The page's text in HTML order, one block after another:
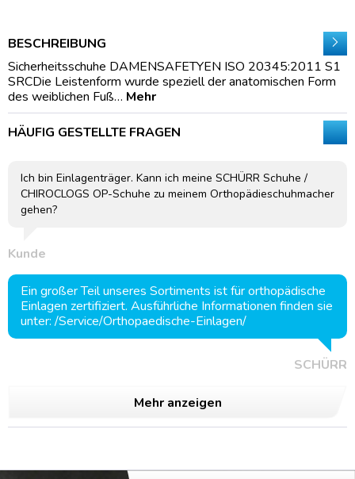
BESCHREIBUNG
Sicherheitsschuhe DAMENSAFETYEN ISO 20345:2011 S1
SRCDie Leistenform wurde speziell der anatomischen Form
des weiblichen Fuß… Mehr
HÄUFIG GESTELLTE FRAGEN
Ich bin Einlagenträger. Kann ich meine SCHÜRR Schuhe /
CHIROCLOGS OP-Schuhe zu meinem Orthopädieschuhmacher
gehen?
Kunde
Ein großer Teil unseres Sortiments ist für orthopädische
Einlagen zertifiziert. Ausführliche Informationen finden sie
unter: /Service/Orthopaedische-Einlagen/
SCHÜRR
Mehr anzeigen